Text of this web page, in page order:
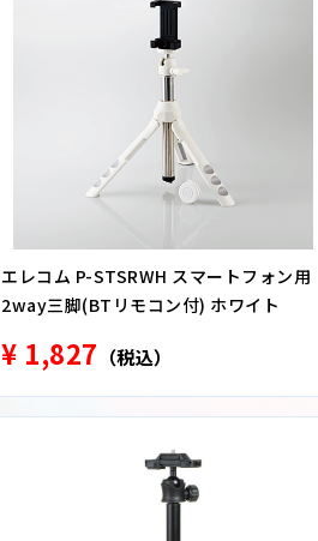
エレコム P-STSRWH スマートフォン用
2way三脚(BTリモコン付) ホワイト
¥ 1,827 （税込）